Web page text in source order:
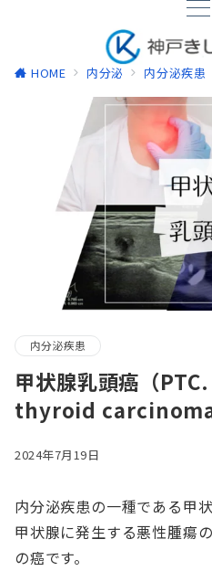
HOME 内分泌 内分泌疾患
内分泌疾患
甲状腺乳頭癌（
thyroid carcinoma
2024年7月19日
内分泌疾患の一種である甲
甲状腺に発生する悪性腫瘍
の癌です。